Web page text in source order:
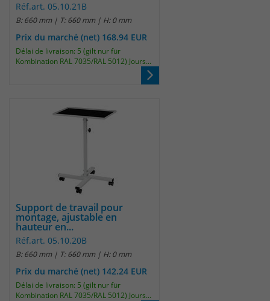
Réf.art. 05.10.21B
B: 660 mm | T: 660 mm | H: 0 mm
Prix du marché (net) 168.94 EUR
Délai de livraison: 5 (gilt nur für
Kombination RAL 7035/RAL 5012) Jours...
Support de travail pour
montage, ajustable en
hauteur en...
Réf.art. 05.10.20B
B: 660 mm | T: 660 mm | H: 0 mm
Prix du marché (net) 142.24 EUR
Délai de livraison: 5 (gilt nur für
Kombination RAL 7035/RAL 5012) Jours...